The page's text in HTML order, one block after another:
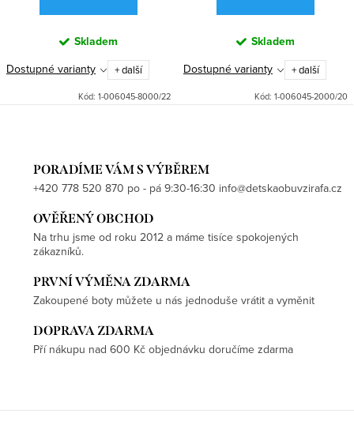
Skladem
Dostupné varianty + další
Kód: 1-006045-8000/22
Skladem
Dostupné varianty + další
Kód: 1-006045-2000/20
PORADÍME VÁM S VÝBĚREM
+420 778 520 870 po - pá 9:30-16:30 info@detskaobuvzirafa.cz
OVĚŘENÝ OBCHOD
Na trhu jsme od roku 2012 a máme tisíce spokojených
zákazníků.
PRVNÍ VÝMĚNA ZDARMA
Zakoupené boty můžete u nás jednoduše vrátit a vyměnit
DOPRAVA ZDARMA
Pří nákupu nad 600 Kč objednávku doručíme zdarma